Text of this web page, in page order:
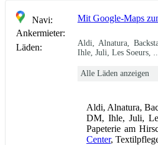
Navi:
Mit Google-Maps
Ankermieter:
Läden:
Aldi, Alnatura,
Ihle, Juli, Les Soeurs, ...
Alle Läden anzeigen
Aldi, Alnatura,
DM, Ihle, Juli,
Papeterie am
Center,